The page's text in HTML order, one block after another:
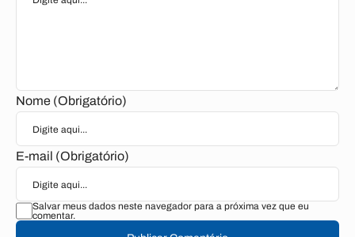
Nome (Obrigatório)
E-mail (Obrigatório)
Salvar meus dados neste navegador para a próxima vez que eu
comentar.